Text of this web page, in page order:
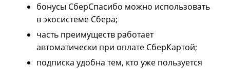
бонусы СберСпасибо можно использовать
в экосистеме Сбера;
часть преимуществ работает
автоматически при оплате СберКартой;
подписка удобна тем, кто уже пользуется